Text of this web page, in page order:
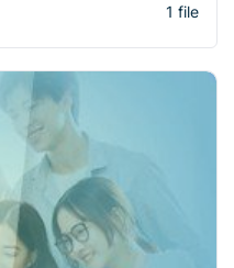
1 file